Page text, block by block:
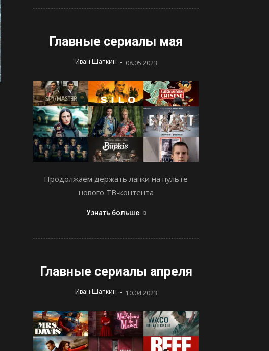
Главные сериалы мая
Иван Шапкин - 08.05.2023
Продолжаем держать лапки на пульте
нового ТВ-контента
Узнать больше
Главные сериалы апреля
Иван Шапкин - 10.04.2023